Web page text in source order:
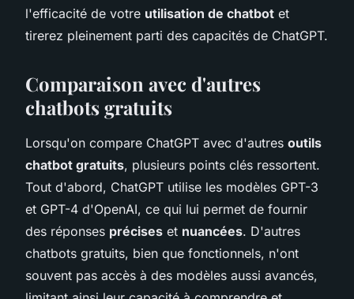
l'efficacité de votre utilisation de chatbot et
tirerez pleinement parti des capacités de ChatGPT.
Comparaison avec d'autres
chatbots gratuits
Lorsqu'on compare ChatGPT avec d'autres outils
chatbot gratuits, plusieurs points clés ressortent.
Tout d'abord, ChatGPT utilise les modèles GPT-3
et GPT-4 d'OpenAI, ce qui lui permet de fournir
des réponses précises et nuancées. D'autres
chatbots gratuits, bien que fonctionnels, n'ont
souvent pas accès à des modèles aussi avancés,